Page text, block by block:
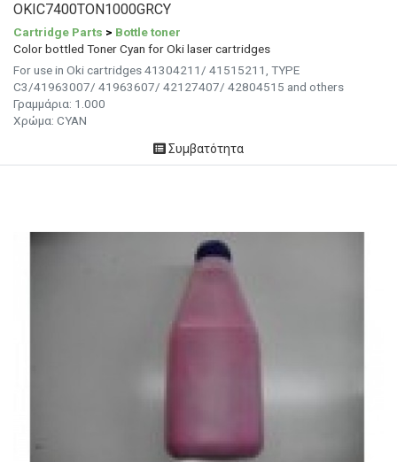
OKIC7400TON1000GRCY
Cartridge Parts > Bottle toner
Color bottled Toner Cyan for Oki laser cartridges
For use in Oki cartridges 41304211/ 41515211, TYPE
C3/41963007/ 41963607/ 42127407/ 42804515 and others
Γραμμάρια: 1.000
Χρώμα: CYAN
Συμβατότητα